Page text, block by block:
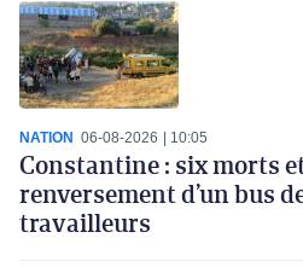
NATION 06-08-2026 10:05
Constantine : six morts
renversement d’un bus
travailleurs